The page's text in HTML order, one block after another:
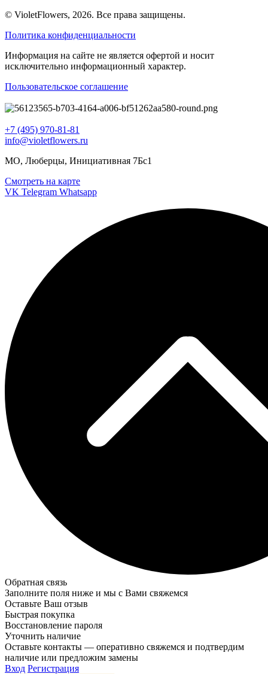
© VioletFlowers, 2026. Все права защищены.
Политика конфиденциальности
Информация на сайте не является офертой и носит
исключительно информационный характер.
Пользовательское соглашение
+7 (495) 970-81-81
info@violetflowers.ru
МО, Люберцы, Инициативная 7Бс1
Смотреть на карте
VK Telegram Whatsapp
Обратная связь
Заполните поля ниже и мы с Вами свяжемся
Оставьте Ваш отзыв
Быстрая покупка
Восстановление пароля
Уточнить наличие
Оставьте контакты — оперативно свяжемся и подтвердим
наличие или предложим замены
Вход Регистрация